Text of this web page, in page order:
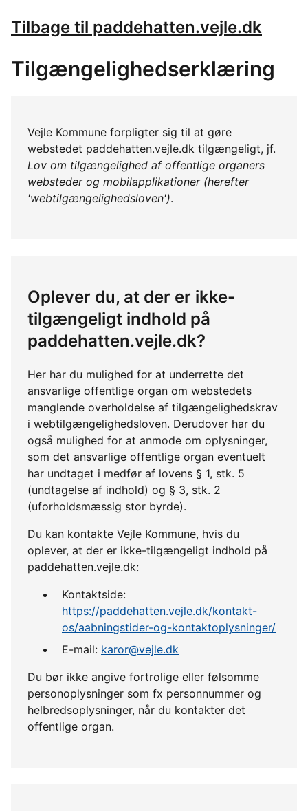
Tilbage til paddehatten.vejle.dk
Tilgængelighedserklæring
Vejle Kommune forpligter sig til at gøre
webstedet paddehatten.vejle.dk tilgængeligt, jf.
Lov om tilgængelighed af offentlige organers
websteder og mobilapplikationer (herefter
'webtilgængelighedsloven').
Oplever du, at der er ikke-
tilgængeligt indhold på
paddehatten.vejle.dk?
Her har du mulighed for at underrette det
ansvarlige offentlige organ om webstedets
manglende overholdelse af tilgængelighedskrav
i webtilgængelighedsloven. Derudover har du
også mulighed for at anmode om oplysninger,
som det ansvarlige offentlige organ eventuelt
har undtaget i medfør af lovens § 1, stk. 5
(undtagelse af indhold) og § 3, stk. 2
(uforholdsmæssig stor byrde).
Du kan kontakte Vejle Kommune, hvis du
oplever, at der er ikke-tilgængeligt indhold på
paddehatten.vejle.dk:
Kontaktside:
https://paddehatten.vejle.dk/kontakt-
os/aabningstider-og-kontaktoplysninger/
E-mail: karor@vejle.dk
Du bør ikke angive fortrolige eller følsomme
personoplysninger som fx personnummer og
helbredsoplysninger, når du kontakter det
offentlige organ.